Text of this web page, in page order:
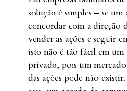
solução é simples – se um
concordar com a direção
vender as ações e seguir
isto não é tão fácil em
privado, pois um
das ações pode não